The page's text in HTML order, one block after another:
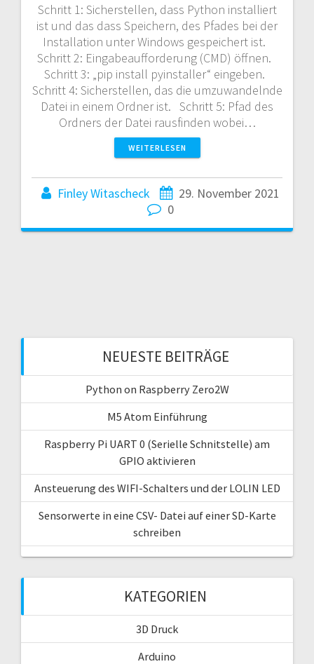
Schritt 1: Sicherstellen, dass Python installiert
ist und das dass Speichern, des Pfades bei der
Installation unter Windows gespeichert ist.
Schritt 2: Eingabeaufforderung (CMD) öffnen.
Schritt 3: „pip install pyinstaller“ eingeben.
Schritt 4: Sicherstellen, das die umzuwandelnde
Datei in einem Ordner ist. Schritt 5: Pfad des
Ordners der Datei rausfinden wobei…
WEITERLESEN
Finley Witascheck
29. November 2021
0
NEUESTE BEITRÄGE
Python on Raspberry Zero2W
M5 Atom Einführung
Raspberry Pi UART 0 (Serielle Schnitstelle) am
GPIO aktivieren
Ansteuerung des WIFI-Schalters und der LOLIN LED
Sensorwerte in eine CSV- Datei auf einer SD-Karte
schreiben
KATEGORIEN
3D Druck
Arduino